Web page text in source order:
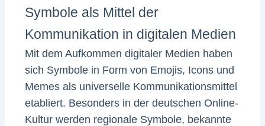
Symbole als Mittel der
Kommunikation in digitalen Medien
Mit dem Aufkommen digitaler Medien haben
sich Symbole in Form von Emojis, Icons und
Memes als universelle Kommunikationsmittel
etabliert. Besonders in der deutschen Online-
Kultur werden regionale Symbole, bekannte